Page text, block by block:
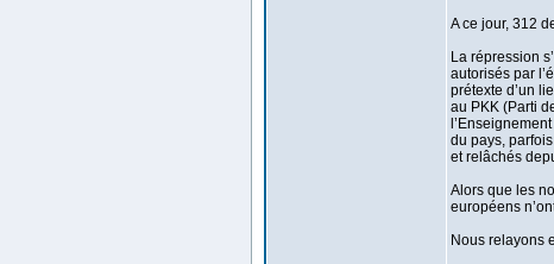
A ce jour, 312
La répression
autorisés par
prétexte d’un
au PKK (Parti
du pays,
et relâchés
Alors que les
européens
Nous relayons